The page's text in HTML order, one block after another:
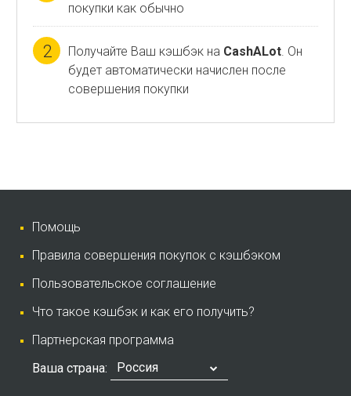
покупки как обычно
2 Получайте Ваш кэшбэк на CashALot. Он
будет автоматически начислен после
совершения покупки
Помощь
Правила совершения покупок с кэшбэком
Пользовательское соглашение
Что такое кэшбэк и как его получить?
Партнерская программа
Ваша страна:
Россия